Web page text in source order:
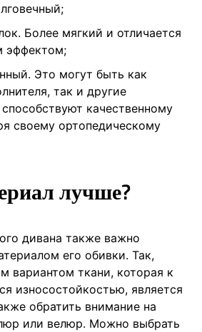
Более мягкий и отличается
эффектом;
Это могут быть как
так и другие
качественному
своему ортопедическому
лучше?
дивана также важно
его обивки. Так,
вариантом ткани, которая к
износостойкостью, является
обратить внимание на
или велюр. Можно выбрать